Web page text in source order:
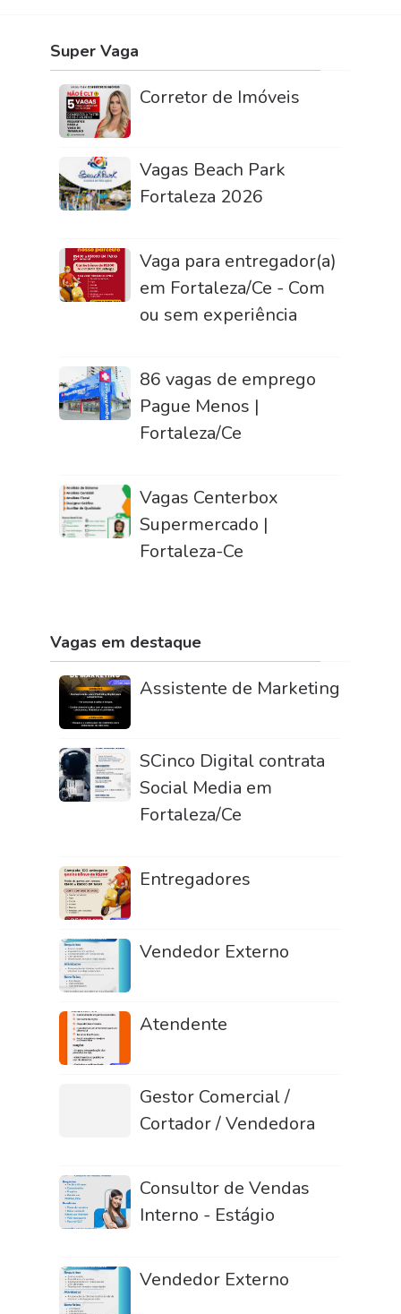
Super Vaga
Corretor de Imóveis
Vagas Beach Park
Fortaleza 2026
Vaga para entregador(a)
em Fortaleza/Ce - Com
ou sem experiência
86 vagas de emprego
Pague Menos |
Fortaleza/Ce
Vagas Centerbox
Supermercado |
Fortaleza-Ce
Vagas em destaque
Assistente de Marketing
SCinco Digital contrata
Social Media em
Fortaleza/Ce
Entregadores
Vendedor Externo
Atendente
Gestor Comercial /
Cortador / Vendedora
Consultor de Vendas
Interno - Estágio
Vendedor Externo